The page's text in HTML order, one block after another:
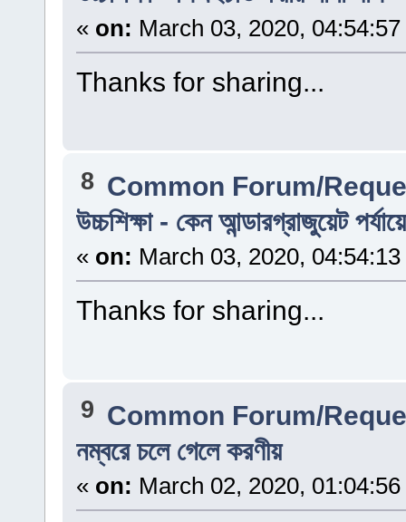
« on: March 03, 2020,
Thanks for sharing...
8 Common Forum/
উচ্চশিক্ষা - কেন আন্ডারগ্রাজুয়েট
« on: March 03, 2020,
Thanks for sharing...
9 Common Forum/
নম্বরে চলে গেলে করণীয়
« on: March 02, 2020,